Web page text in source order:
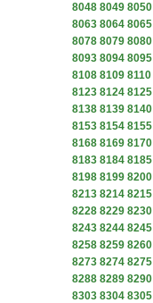
8048 8049 8050
8063 8064 8065
8078 8079 8080
8093 8094 8095
8108 8109 8110
8123 8124 8125
8138 8139 8140
8153 8154 8155
8168 8169 8170
8183 8184 8185
8198 8199 8200
8213 8214 8215
8228 8229 8230
8243 8244 8245
8258 8259 8260
8273 8274 8275
8288 8289 8290
8303 8304 8305